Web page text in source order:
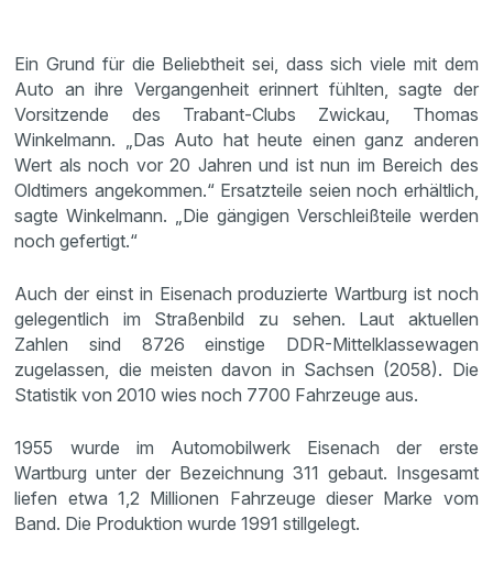
Ein Grund für die Beliebtheit sei, dass sich viele mit dem
Auto an ihre Vergangenheit erinnert fühlten, sagte der
Vorsitzende des Trabant-Clubs Zwickau, Thomas
Winkelmann. „Das Auto hat heute einen ganz anderen
Wert als noch vor 20 Jahren und ist nun im Bereich des
Oldtimers angekommen.“ Ersatzteile seien noch erhältlich,
sagte Winkelmann. „Die gängigen Verschleißteile werden
noch gefertigt.“
Auch der einst in Eisenach produzierte Wartburg ist noch
gelegentlich im Straßenbild zu sehen. Laut aktuellen
Zahlen sind 8726 einstige DDR-Mittelklassewagen
zugelassen, die meisten davon in Sachsen (2058). Die
Statistik von 2010 wies noch 7700 Fahrzeuge aus.
1955 wurde im Automobilwerk Eisenach der erste
Wartburg unter der Bezeichnung 311 gebaut. Insgesamt
liefen etwa 1,2 Millionen Fahrzeuge dieser Marke vom
Band. Die Produktion wurde 1991 stillgelegt.